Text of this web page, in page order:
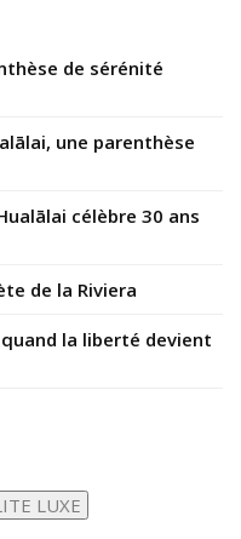
de sérénité
une parenthèse
célèbre 30 ans
de la Riviera
la liberté devient